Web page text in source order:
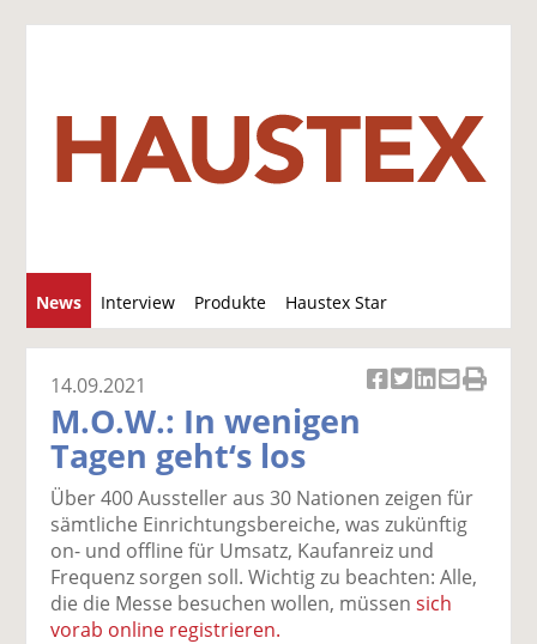
News Interview Produkte Haustex Star
u
c
a
uf
F
ac
e
el
t
wi
tt
er
n
a
uf
Li
n
k
el
p
er
E
m
ai
D
ru
e
14.09.2021
M.O.W.: In wenigen
Tagen geht‘s los
Über 400 Aussteller aus 30 Nationen zeigen für
sämtliche Einrichtungsbereiche, was zukünftig
on- und offline für Umsatz, Kaufanreiz und
Frequenz sorgen soll. Wichtig zu beachten: Alle,
die die Messe besuchen wollen, müssensich
vorab online registrieren.